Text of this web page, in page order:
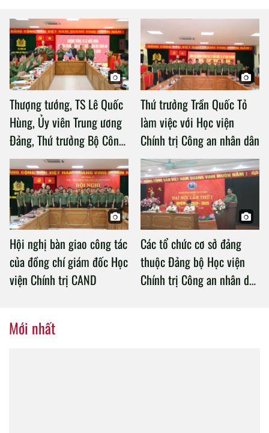
Thượng tướng, TS Lê Quốc
Hùng, Ủy viên Trung ương
Đảng, Thứ trưởng Bộ Công
an làm việc với Học viện
Chính trị Công an nhân dân
Thứ trưởng Trần Quốc Tỏ
làm việc với Học viện
Chính trị Công an nhân dân
Hội nghị bàn giao công tác
của đồng chí giám đốc Học
viện Chính trị CAND
Các tổ chức cơ sở đảng
thuộc Đảng bộ Học viện
Chính trị Công an nhân dân
Mới nhất